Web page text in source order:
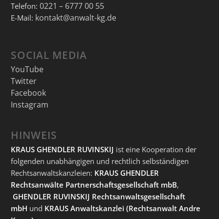
Telefon: 0221 – 6777 00 55
E-Mail: kontakt@anwalt-kg.de
SOCIAL MEDIA
YouTube
Twitter
Facebook
Instagram
HINWEIS
KRAUS GHENDLER RUVINSKIJ ist eine Kooperation der
folgenden unabhängigen und rechtlich selbständigen
Rechtsanwaltskanzleien: KRAUS GHENDLER
Rechtsanwälte Partnerschaftsgesellschaft mbB,
GHENDLER RUVINSKIJ Rechtsanwaltsgesellschaft
mbH und KRAUS Anwaltskanzlei (Rechtsanwalt Andre